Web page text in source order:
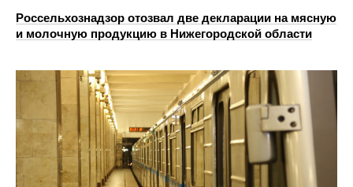
Россельхознадзор отозвал две декларации на мясную
и молочную продукцию в Нижегородской области